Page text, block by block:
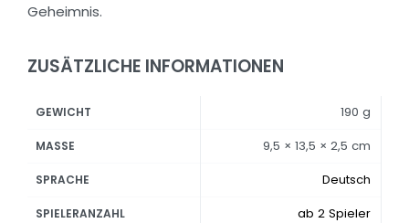
Geheimnis.
ZUSÄTZLICHE INFORMATIONEN
GEWICHT 190 g
MASSE 9,5 × 13,5 × 2,5 cm
SPRACHE Deutsch
SPIELERANZAHL ab 2 Spieler